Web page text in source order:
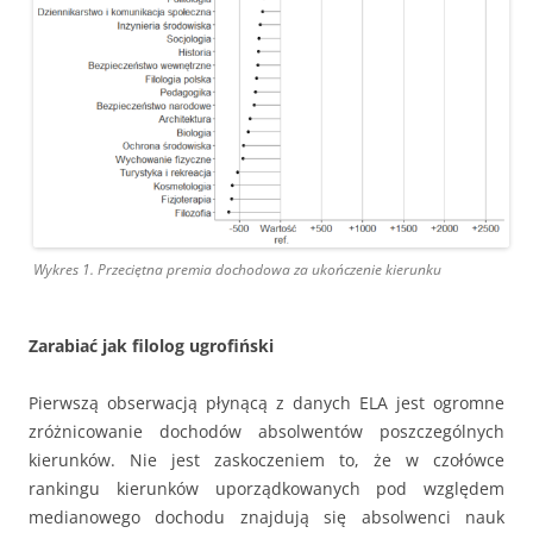
Wykres 1. Przeciętna premia dochodowa za ukończenie kierunku
Zarabiać jak filolog ugrofiński
Pierwszą obserwacją płynącą z danych ELA jest ogromne
zróżnicowanie dochodów absolwentów poszczególnych
kierunków. Nie jest zaskoczeniem to, że w czołówce
rankingu kierunków uporządkowanych pod względem
medianowego dochodu znajdują się absolwenci nauk